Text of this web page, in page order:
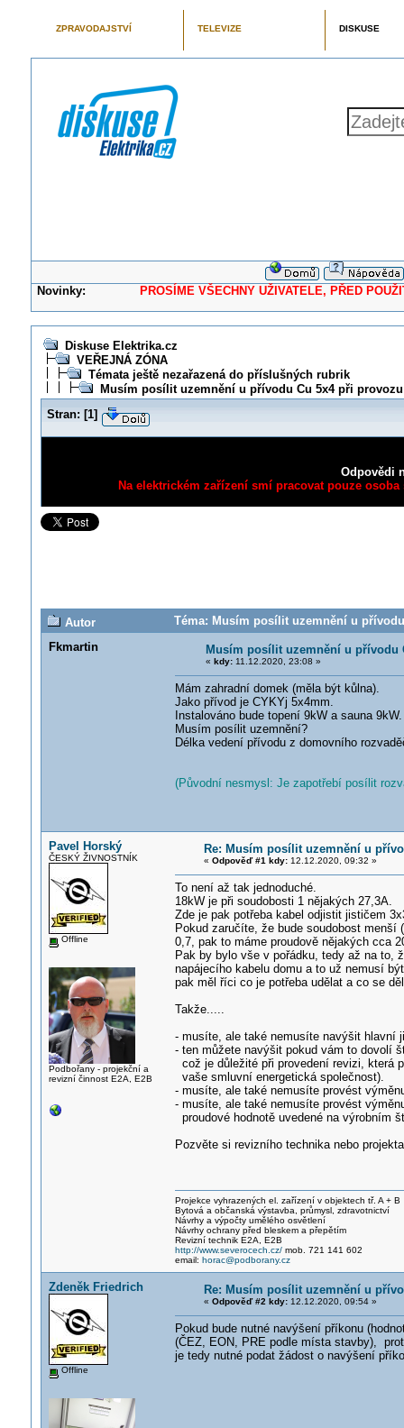
ZPRAVODAJSTVÍ TELEVIZE DISKUSE
Novinky: PROSÍME VŠECHNY UŽIVATELE, PŘED
Diskuse Elektrika.cz
VEŘEJNÁ ZÓNA
Témata ještě nezařazená do příslušných rubrik
Musím posílit uzemnění u přívodu Cu 5x4 při
Stran: [1]
Odpovědi
Na elektrickém zařízení smí pracovat pouze
Autor
Téma: Musím posílit uzemnění u
Fkmartin
Musím posílit uzemnění u přívodu
« kdy:11.12.2020, 23:08 »
Mám zahradní domek (měla být kůlna).
Jako přívod je CYKYj 5x4mm.
Instalováno bude topení 9kW a sauna 9kW.
Musím posílit uzemnění?
Délka vedení přívodu z domovního
(Původní nesmysl: Je zapotřebí posílit
Pavel Horský
ČESKÝ ŽIVNOSTNÍK
Offline
Podbořany - projekční a
revizní činnost E2A, E2B
Re: Musím posílit uzemnění u
« Odpověď #1 kdy:12.12.2020, 09:32 »
To není až tak jednoduché.
18kW je při soudobosti 1 nějakých 27,3A.
Zde je pak potřeba kabel odjistit jističem
Pokud zaručíte, že bude soudobost
0,7, pak to máme proudově nějakých cca
Pak by bylo vše v pořádku, tedy až na to,
napájecího kabelu domu a to už nemusí
pak měl říci co je potřeba udělat a co se
Takže.....
- musíte, ale také nemusíte navýšit hlavní
- ten můžete navýšit pokud vám to dovolí
což je důležité při provedení revizi, která
vaše smluvní energetická společnost).
- musíte, ale také nemusíte provést
- musíte, ale také nemusíte provést
proudové hodnotě uvedené na výrobním
Pozvěte si revizního technika nebo
Projekce vyhrazených el. zařízení v objektech tř. A + B
Bytová a občanská výstavba, průmysl, zdravotnictví
Návrhy a výpočty umělého osvětlení
Návrhy ochrany před bleskem a přepětím
Revizní technik E2A, E2B
http://www.severocech.cz/mob. 721 141 602
email: horac@podborany.cz
Zdeněk Friedrich
Offline
Re: Musím posílit uzemnění u
« Odpověď #2 kdy:12.12.2020, 09:54 »
Pokud bude nutné navýšení příkonu
(ČEZ, EON, PRE podle místa stavby),
je tedy nutné podat žádost o navýšení